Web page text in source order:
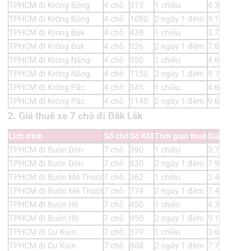
TPHCM đi Krông Bông
4 chỗ 515 1 chiều
TPHCM đi Krông Bông
4 chỗ 1080 2 ngày 1 đêm
TPHCM đi Krông Búk
4 chỗ 438 1 chiều
TPHCM đi Krông Búk
4 chỗ 926 2 ngày 1 đêm
TPHCM đi Krông Năng
4 chỗ 550 1 chiều
TPHCM đi Krông Năng
4 chỗ 1150 2 ngày 1 đêm
TPHCM đi Krông Pắc
4 chỗ 545 1 chiều
TPHCM đi Krông Pắc
4 chỗ 1140 2 ngày 1 đêm
2. Giá thuê xe 7 chỗ đi Đắk Lắk
Lịch trình Số chỗ Số KMThời gian thuê Giá
TPHCM đi Buôn Đôn
7 chỗ 390 1 chiều
TPHCM đi Buôn Đôn
7 chỗ 830 2 ngày 1 đêm
TPHCM đi Buôn Mê Thuột7 chỗ 362 1 chiều
TPHCM đi Buôn Mê Thuột7 chỗ 774 2 ngày 1 đêm
TPHCM đi Buôn Hồ
7 chỗ 450 1 chiều
TPHCM đi Buôn Hồ
7 chỗ 950 2 ngày 1 đêm
TPHCM đi Cư Kuin
7 chỗ 379 1 chiều
TPHCM đi Cư Kuin
7 chỗ 808 2 ngày 1 đêm